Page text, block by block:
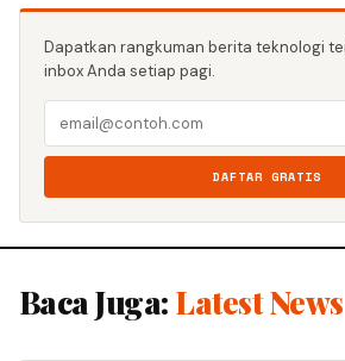
Dapatkan rangkuman berita teknologi
inbox Anda setiap pagi.
DAFTAR GRATIS
Baca Juga: Latest News